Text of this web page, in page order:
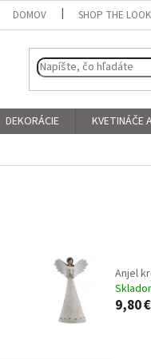
DOMOV SHOP THE LOOK
DEKORÁCIE KVETINÁČE
Anjel
9,80 €